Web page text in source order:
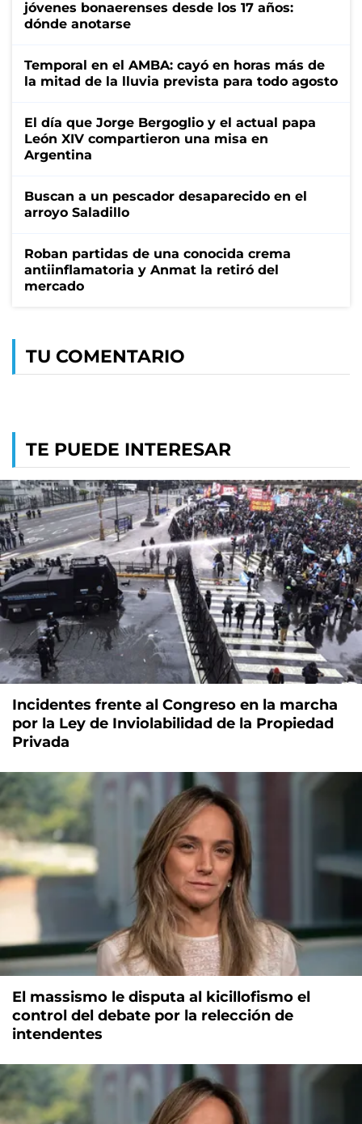
jóvenes bonaerenses desde los 17 años:
dónde anotarse
Temporal en el AMBA: cayó en horas más de
la mitad de la lluvia prevista para todo agosto
El día que Jorge Bergoglio y el actual papa
León XIV compartieron una misa en
Argentina
Buscan a un pescador desaparecido en el
arroyo Saladillo
Roban partidas de una conocida crema
antiinflamatoria y Anmat la retiró del
mercado
TU COMENTARIO
TE PUEDE INTERESAR
Incidentes frente al Congreso en la marcha
por la Ley de Inviolabilidad de la Propiedad
Privada
El massismo le disputa al kicillofismo el
control del debate por la relección de
intendentes